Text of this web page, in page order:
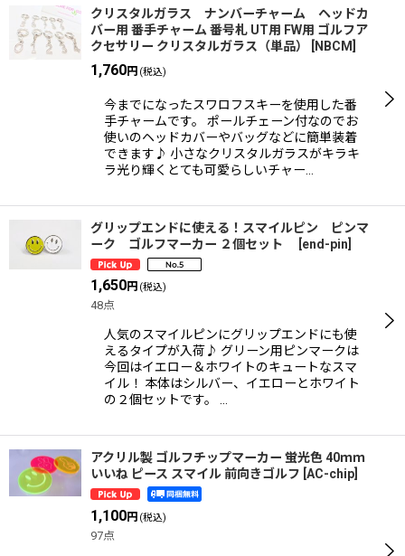
クリスタルガラス ナンバーチャーム ヘッドカ
バー用 番手チャーム 番号札 UT用 FW用 ゴルフア
クセサリー クリスタルガラス（単品）
NBCM
1,760円 (税込)
今までになったスワロフスキーを使用した番
手チャームです。 ポールチェーン付なのでお
使いのヘッドカバーやバッグなどに簡単装着
できます♪ 小さなクリスタルガラスがキラキ
ラ光り輝くとても可愛らしいチャー…
グリップエンドに使える！スマイルピン ピンマ
ーク ゴルフマーカー ２個セット
end-pin
1,650円 (税込)
48点
人気のスマイルピンにグリップエンドにも使
えるタイプが入荷♪ グリーン用ピンマークは
今回はイエロー＆ホワイトのキュートなスマ
イル！ 本体はシルバー、イエローとホワイト
の２個セットです。 …
アクリル製 ゴルフチップマーカー 蛍光色 40ｍｍ
いいね ピース スマイル 前向きゴルフ AC-chip
1,100円 (税込)
97点